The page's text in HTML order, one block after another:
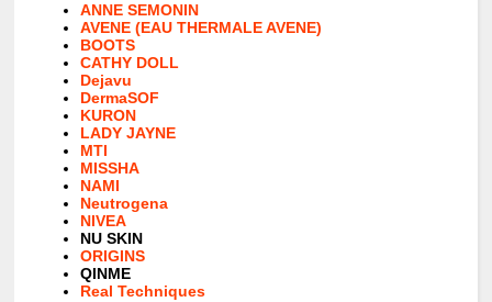
ANNE SEMONIN
AVENE (EAU THERMALE AVENE)
BOOTS
CATHY DOLL
Dejavu
DermaSOF
KURON
LADY JAYNE
MTI
MISSHA
NAMI
Neutrogena
NIVEA
NU SKIN
ORIGINS
QINME
Real Techniques